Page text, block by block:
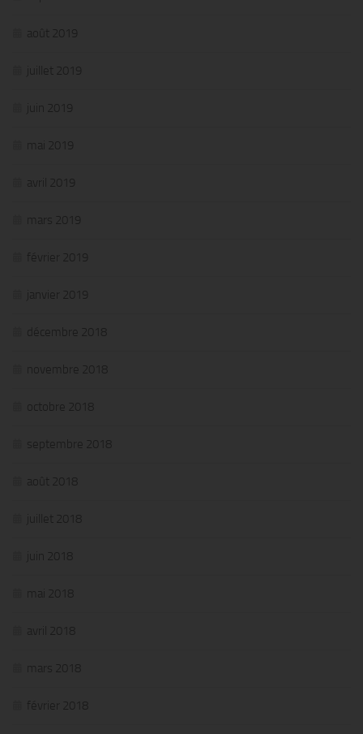
août 2019
juillet 2019
juin 2019
mai 2019
avril 2019
mars 2019
février 2019
janvier 2019
décembre 2018
novembre 2018
octobre 2018
septembre 2018
août 2018
juillet 2018
juin 2018
mai 2018
avril 2018
mars 2018
février 2018